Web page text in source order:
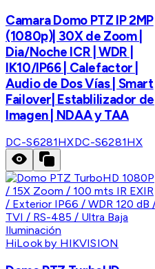
Camara Domo PTZ IP 2MP
(1080p)| 30X de Zoom |
Dia/Noche ICR | WDR |
IK10/IP66 | Calefactor |
Audio de Dos Vías | Smart
Failover| Establilizador de
Imagen | NDAA y TAA
DC-S6281HXDC-S6281HX
HiLook by HIKVISION